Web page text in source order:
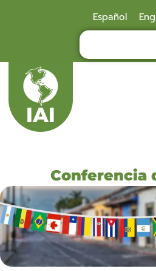
Español
Conferencia